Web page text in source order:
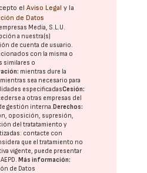
elAviso Legal y la
de Datos
Media, S.L.U.
a nuestra(s)
de cuenta de usuario.
con la misma o
similares o
mientras dure la
sea necesario para
especificadasCesión:
a otras empresas del
gestión interna.Derechos:
oposición, supresión,
del tratatamiento y
contacte con
que el tratamiento no
vigente, puede presentar
AEPD.Más información:
de Datos